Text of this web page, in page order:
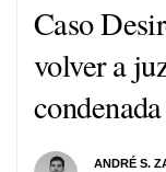
Caso
volver a
ANDRÉ S.